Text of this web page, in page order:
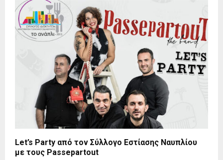
Let’s Party από τον Σύλλογο Εστίασης Ναυπλίου
με τους Passepartout